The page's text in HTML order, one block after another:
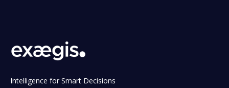
Intelligence for Smart Decisions